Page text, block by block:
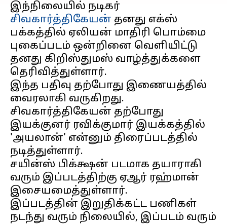
இந்நிலையில் நடிகர்
சிவகார்த்திகேயன் தனது எக்ஸ்
பக்கத்தில் ஏலியன் மாதிரி பொம்மை
புகைப்படம் ஒன்றினை வெளியிட்டு
தனது கிறிஸ்துமஸ் வாழ்த்துக்களை
தெரிவித்துள்ளார்.
இந்த பதிவு தற்போது இணையத்தில்
வைரலாகி வருகிறது.
சிவகார்த்திகேயன் தற்போது
இயக்குனர் ரவிக்குமார் இயக்கத்தில்
'அயலான்' என்னும் திரைப்படத்தில்
நடித்துள்ளார்.
சயின்ஸ் பிக்க்ஷன் படமாக தயாராகி
வரும் இப்படத்திற்கு ஏஆர் ரஹ்மான்
இசையமைத்துள்ளார்.
இப்படத்தின் இறுதிக்கட்ட பணிகள்
நடந்து வரும் நிலையில், இப்படம் வரும்